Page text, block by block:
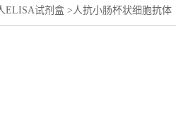
ELISA试剂盒 > 人抗小肠杯状细胞抗体